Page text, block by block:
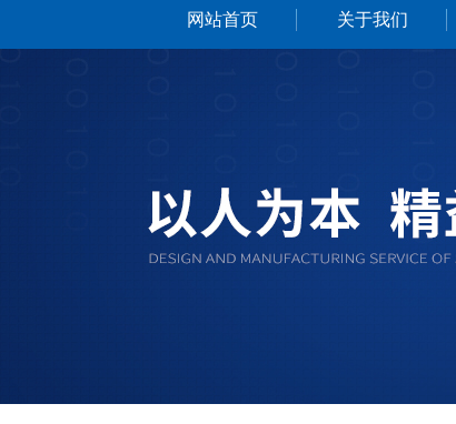
网站首页 关于我们